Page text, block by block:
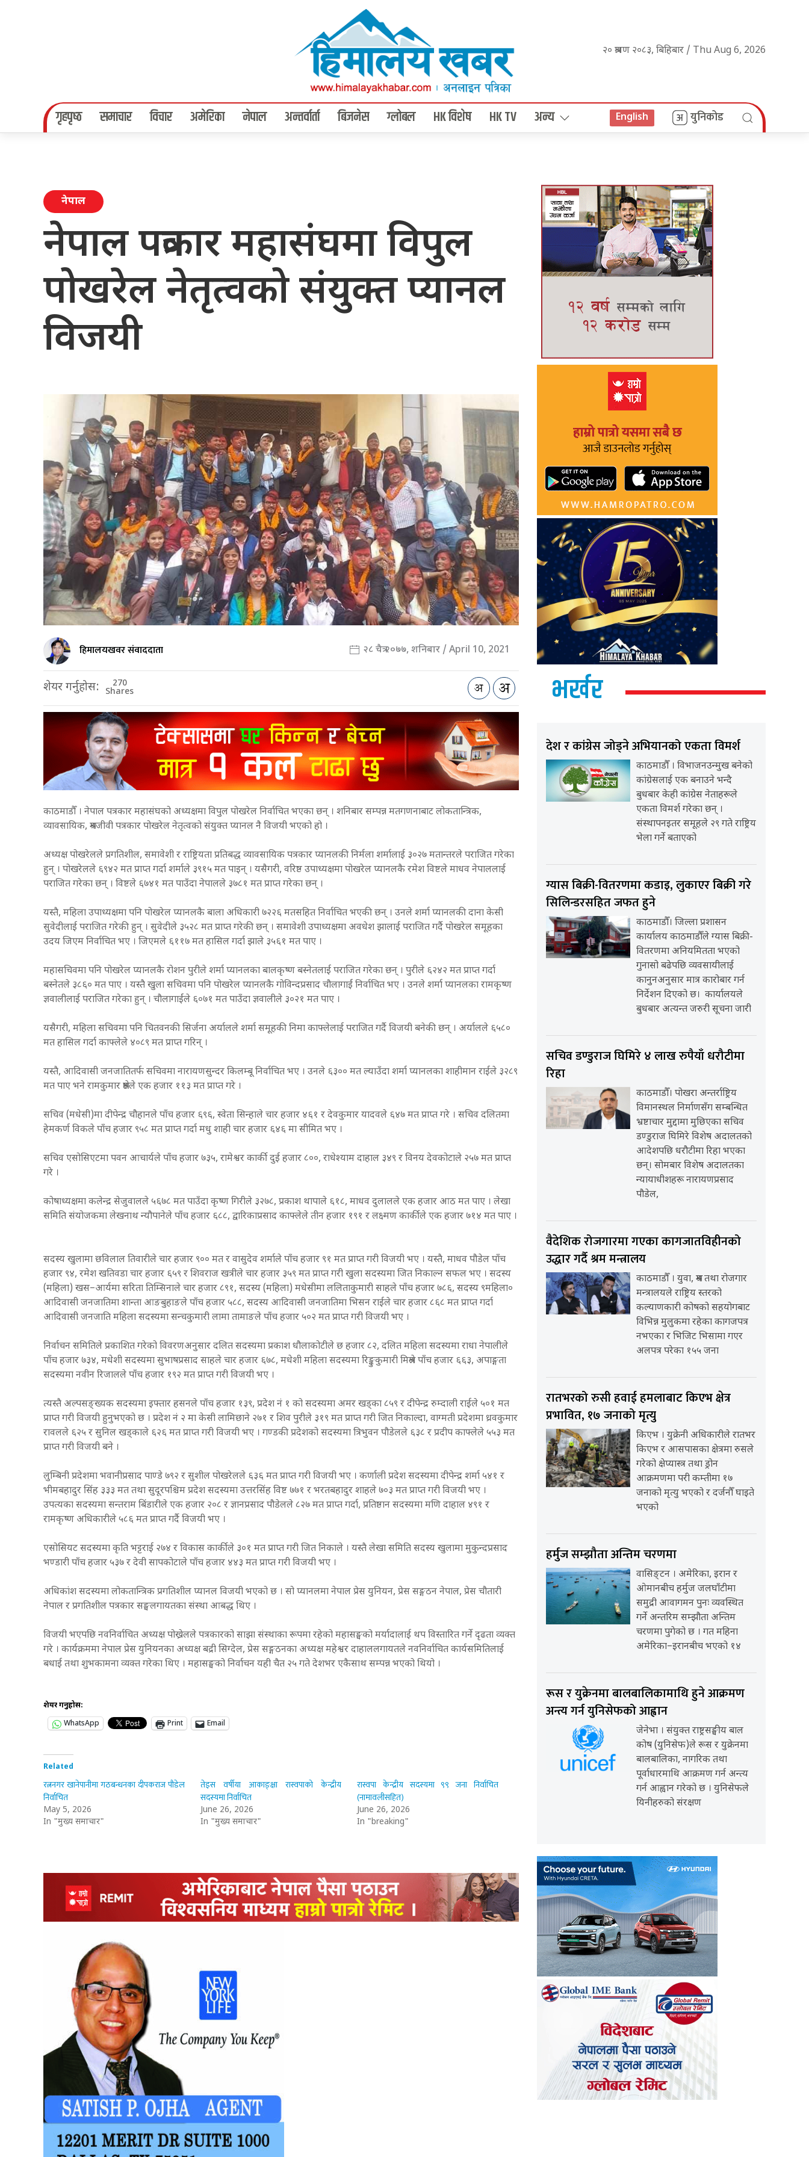
२० श्रावण २०८३, बिहिबार / Thu Aug 6, 2026
गृहपृष्‍ठ समाचार विचार अमेरिका नेपाल अन्तर्वार्ता बिजनेस ग्लोबल HK विशेष HK TV अन्य English युनिकोड
नेपाल
नेपाल पत्रकार महासंघमा विपुल
पोखरेल नेतृत्वको संयुक्त प्यानल
विजयी
हिमालयखवर संवाददाता २८ चैत्र २०७७, शनिबार / April 10, 2021
शेयर गर्नुहोस: 270
Shares
काठमाडौँ । नेपाल पत्रकार महासंघको अध्यक्षमा विपुल पोखरेल निर्वाचित भएका छन् । शनिबार सम्पन्न मतगणनाबाट लोकतान्त्रिक,
व्यावसायिक, श्रमजीवी पत्रकार पोखरेल नेतृत्वको संयुक्त प्यानल नै विजयी भएको हो ।
अध्यक्ष पोखरेलले प्रगतिशील, समावेशी र राष्ट्रियता प्रतिबद्ध व्यावसायिक पत्रकार प्यानलकी निर्मला शर्मालाई ३०२७ मतान्तरले पराजित गरेका
हुन् । पोखरेलले ६९४२ मत प्राप्त गर्दा शर्माले ३९१५ मत पाइन् । यसैगरी, वरिष्ठ उपाध्यक्षमा पोखरेल प्यानलकै रमेश विष्टले माधव नेपाललाई
पराजित गरेका छन् । विष्टले ६७४१ मत पाउँदा नेपालले ३७८१ मत प्राप्त गरेका छन् ।
यस्तै, महिला उपाध्यक्षमा पनि पोखरेल प्यानलकै बाला अधिकारी ७२२६ मतसहित निर्वाचित भएकी छन् । उनले शर्मा प्यानलकी दाना केसी
सुवेदीलाई पराजित गरेकी हुन् । सुवेदीले ३५२८ मत प्राप्त गरेकी छन् । समावेशी उपाध्यक्षमा अवधेश झालाई पराजित गर्दै पोखरेल समूहका
उदय जिएम निर्वाचित भए । जिएमले ६११७ मत हासिल गर्दा झाले ३५६१ मत पाए ।
महासचिवमा पनि पोखरेल प्यानलकै रोशन पुरीले शर्मा प्यानलका बालकृष्ण बस्नेतलाई पराजित गरेका छन् । पुरीले ६२४२ मत प्राप्त गर्दा
बस्नेतले ३८६० मत पाए । यस्तै खुला सचिवमा पनि पोखरेल प्यानलकै गोविन्दप्रसाद चौलागाईं निर्वाचित भए । उनले शर्मा प्यानलका रामकृष्ण
ज्ञवालीलाई पराजित गरेका हुन् । चौलागाईंले ६०७१ मत पाउँदा ज्ञवालीले ३०२१ मत पाए ।
यसैगरी, महिला सचिवमा पनि चितवनकी सिर्जना अर्यालले शर्मा समूहकी निमा काफ्लेलाई पराजित गर्दै विजयी बनेकी छन् । अर्यालले ६५८०
मत हासिल गर्दा काफ्लेले ४०८९ मत प्राप्त गरिन् ।
यस्तै, आदिवासी जनजातितर्फ सचिवमा नारायणसुन्दर किलम्बू निर्वाचित भए । उनले ६३०० मत ल्याउँदा शर्मा प्यानलका शाहीमान राईले ३२८९
मत पाए भने रामकुमार श्रेष्ठले एक हजार ११३ मत प्राप्त गरे ।
सचिव (मधेसी)मा दीपेन्द्र चौहानले पाँच हजार ६९६, स्वेता सिन्हाले चार हजार ४६१ र देवकुमार यादवले ६४७ मत प्राप्त गरे । सचिव दलितमा
हेमकर्ण विकले पाँच हजार ९५८ मत प्राप्त गर्दा मधु शाही चार हजार ६४६ मा सीमित भए ।
सचिव एसोसिएटमा पवन आचार्यले पाँच हजार ७३५, रामेश्वर कार्की दुई हजार ८००, राधेश्याम दाहाल ३४९ र विनय देवकोटाले २५७ मत प्राप्त
गरे ।
कोषाध्यक्षमा कलेन्द्र सेजुवालले ५६७८ मत पाउँदा कृष्ण गिरीले ३२७८, प्रकाश थापाले ६१८, माधव दुलालले एक हजार आठ मत पाए । लेखा
समिति संयोजकमा लेखनाथ न्यौपानेले पाँच हजार ६८८, द्वारिकाप्रसाद काफ्लेले तीन हजार १९१ र लक्ष्मण कार्कीले एक हजार ७१४ मत पाए ।
सदस्य खुलामा छविलाल तिवारीले चार हजार ९०० मत र वासुदेव शर्माले पाँच हजार ९१ मत प्राप्त गरी विजयी भए । यस्तै, माधव पौडेल पाँच
हजार ९४, रमेश खतिवडा चार हजार ६५९ र शिवराज खत्रीले चार हजार ३५९ मत प्राप्त गरी खुला सदस्यमा जित निकाल्न सफल भए । सदस्य
(महिला) खस–आर्यमा सरिता तिम्सिनाले चार हजार ८९१, सदस्य (महिला) मधेसीमा ललिताकुमारी साहले पाँच हजार ७८६, सदस्य ९महिला०
आदिवासी जनजातिमा शान्ता आङबुहाङले पाँच हजार ५८८, सदस्य आदिवासी जनजातिमा भिसन राईले चार हजार ८६८ मत प्राप्त गर्दा
आदिवासी जनजाति महिला सदस्यमा सन्चकुमारी लामा तामाङले पाँच हजार ५०२ मत प्राप्त गरी विजयी भए ।
निर्वाचन समितिले प्रकाशित गरेको विवरणअनुसार दलित सदस्यमा प्रकाश धौलाकोटीले छ हजार ८२, दलित महिला सदस्यमा राधा नेपालीले
पाँच हजार ७३४, मधेशी सदस्यमा सुभाषप्रसाद साहले चार हजार ६७८, मधेशी महिला सदस्यमा रिङ्कुकुमारी मिश्रले पाँच हजार ६६३, अपाङ्गता
सदस्यमा नवीन रिजालले पाँच हजार १९२ मत प्राप्त गरी विजयी भए ।
त्यस्तै अल्पसङ्ख्यक सदस्यमा इफ्तार हसनले पाँच हजार १३९, प्रदेश नं १ को सदस्यमा अमर खड्का ८५९ र दीपेन्द्र रुम्दाली राईले ५०१ मत
प्राप्त गरी विजयी हुनुभएको छ । प्रदेश नं २ मा केसी लामिछाने २७१ र शिव पुरीले ३१९ मत प्राप्त गरी जित निकाल्दा, वाग्मती प्रदेशमा ध्रवकुमार
रावलले ६२५ र सुनिल खड्काले ६२६ मत प्राप्त गरी विजयी भए । गण्डकी प्रदेशको सदस्यमा त्रिभुवन पौडेलले ६३८ र प्रदीप काफ्लेले ५५३ मत
प्राप्त गरी विजयी बने ।
लुम्बिनी प्रदेशमा भवानीप्रसाद पाण्डे ७९२ र सुशील पोखरेलले ६३६ मत प्राप्त गरी विजयी भए । कर्णाली प्रदेश सदस्यमा दीपेन्द्र शर्मा ५४१ र
भीमबहादुर सिंह ३३३ मत तथा सुदूरपश्चिम प्रदेश सदस्यमा उत्तरसिंह विष्ट ७७१ र भरतबहादुर शाहले ७०३ मत प्राप्त गरी विजयी भए ।
उपत्यका सदस्यमा सन्तराम बिंडारीले एक हजार २०८ र ज्ञानप्रसाद पौडेलले ८२७ मत प्राप्त गर्दा, प्रतिष्ठान सदस्यमा मणि दाहाल ४९१ र
रामकृष्ण अधिकारीले ५८६ मत प्राप्त गर्दै विजयी भए ।
एसोसियट सदस्यमा कृति भट्टराई २७४ र विकास कार्कीले ३०१ मत प्राप्त गरी जित निकाले । यस्तै लेखा समिति सदस्य खुलामा मुकुन्दप्रसाद
भण्डारी पाँच हजार ५३७ र देवी सापकोटाले पाँच हजार ४४३ मत प्राप्त गरी विजयी भए ।
अधिकांश सदस्यमा लोकतान्त्रिक प्रगतिशील प्यानल विजयी भएको छ । सो प्यानलमा नेपाल प्रेस युनियन, प्रेस सङ्गठन नेपाल, प्रेस चौतारी
नेपाल र प्रगतिशील पत्रकार सङ्घलगायतका संस्था आबद्ध थिए ।
विजयी भएपछि नवनिर्वाचित अध्यक्ष पोख्रेलले पत्रकारको साझा संस्थाका रूपमा रहेको महासङ्घको मर्यादालाई थप विस्तारित गर्ने दृढता व्यक्त
गरे । कार्यक्रममा नेपाल प्रेस युनियनका अध्यक्ष बद्री सिग्देल, प्रेस सङ्गठनका अध्यक्ष महेश्वर दाहाललगायतले नवनिर्वाचित कार्यसमितिलाई
बधाई तथा शुभकामना व्यक्त गरेका थिए । महासङ्घको निर्वाचन यही चैत २५ गते देशभर एकैसाथ सम्पन्न भएको थियो ।
शेयर गर्नुहोस:
WhatsApp
Print Email
Related
रत्ननगर खानेपानीमा गठबन्धनका दीपकराज पौडेल
निर्वाचित
May 5, 2026
In "मुख्य समाचार"
तेइस वर्षीया आकाङ्क्षा रास्वपाको केन्द्रीय
सदस्यमा निर्वाचित
June 26, 2026
In "मुख्य समाचार"
रास्वपा केन्द्रीय सदस्यमा ९९ जना निर्वाचित
(नामावलीसहित)
June 26, 2026
In "breaking"
भर्खर
देश र कांग्रेस जोड्ने अभियानको एकता विमर्श
काठमाडौँ । विभाजनउन्मुख बनेको
कांग्रेसलाई एक बनाउने भन्दै
बुधबार केही कांग्रेस नेताहरूले
एकता विमर्श गरेका छन् ।
संस्थापनइतर समूहले २९ गते राष्ट्रिय
भेला गर्ने बताएको
ग्यास बिक्री-वितरणमा कडाइ, लुकाएर बिक्री गरे
सिलिन्डरसहित जफत हुने
काठमाडौँ। जिल्ला प्रशासन
कार्यालय काठमाडौँले ग्यास बिक्री-
वितरणमा अनियमितता भएको
गुनासो बढेपछि व्यवसायीलाई
कानुनअनुसार मात्र कारोबार गर्न
निर्देशन दिएको छ। कार्यालयले
बुधबार अत्यन्त जरुरी सूचना जारी
सचिव डण्डुराज घिमिरे ४ लाख रुपैयाँ धरौटीमा
रिहा
काठमाडौँ। पोखरा अन्तर्राष्ट्रिय
विमानस्थल निर्माणसँग सम्बन्धित
भ्रष्टाचार मुद्दामा मुछिएका सचिव
डण्डुराज घिमिरे विशेष अदालतको
आदेशपछि धरौटीमा रिहा भएका
छन्। सोमबार विशेष अदालतका
न्यायाधीशहरू नारायणप्रसाद
पौडेल,
वैदेशिक रोजगारमा गएका कागजातविहीनको
उद्धार गर्दै श्रम मन्त्रालय
काठमाडौँ । युवा, श्रम तथा रोजगार
मन्त्रालयले राष्ट्रिय स्तरको
कल्याणकारी कोषको सहयोगबाट
विभिन्न मुलुकमा रहेका कागजपत्र
नभएका र भिजिट भिसामा गएर
अलपत्र परेका १५५ जना
रातभरको रुसी हवाई हमलाबाट किएभ क्षेत्र
प्रभावित, १७ जनाको मृत्यु
किएभ । युक्रेनी अधिकारीले रातभर
किएभ र आसपासका क्षेत्रमा रुसले
गरेको क्षेप्यास्त्र तथा ड्रोन
आक्रमणमा परी कम्तीमा १७
जनाको मृत्यु भएको र दर्जनौँ घाइते
भएको
हर्मुज सम्झौता अन्तिम चरणमा
वासिङ्टन । अमेरिका, इरान र
ओमानबीच हर्मुज जलघाँटीमा
समुद्री आवागमन पुनः व्यवस्थित
गर्ने अन्तरिम सम्झौता अन्तिम
चरणमा पुगेको छ । गत महिना
अमेरिका–इरानबीच भएको १४
रूस र युक्रेनमा बालबालिकामाथि हुने आक्रमण
अन्त्य गर्न युनिसेफको आह्वान
जेनेभा । संयुक्त राष्ट्रसङ्घीय बाल
कोष (युनिसेफ)ले रूस र युक्रेनमा
बालबालिका, नागरिक तथा
पूर्वाधारमाथि आक्रमण गर्न अन्त्य
गर्न आह्वान गरेको छ । युनिसेफले
यिनीहरुको संरक्षण